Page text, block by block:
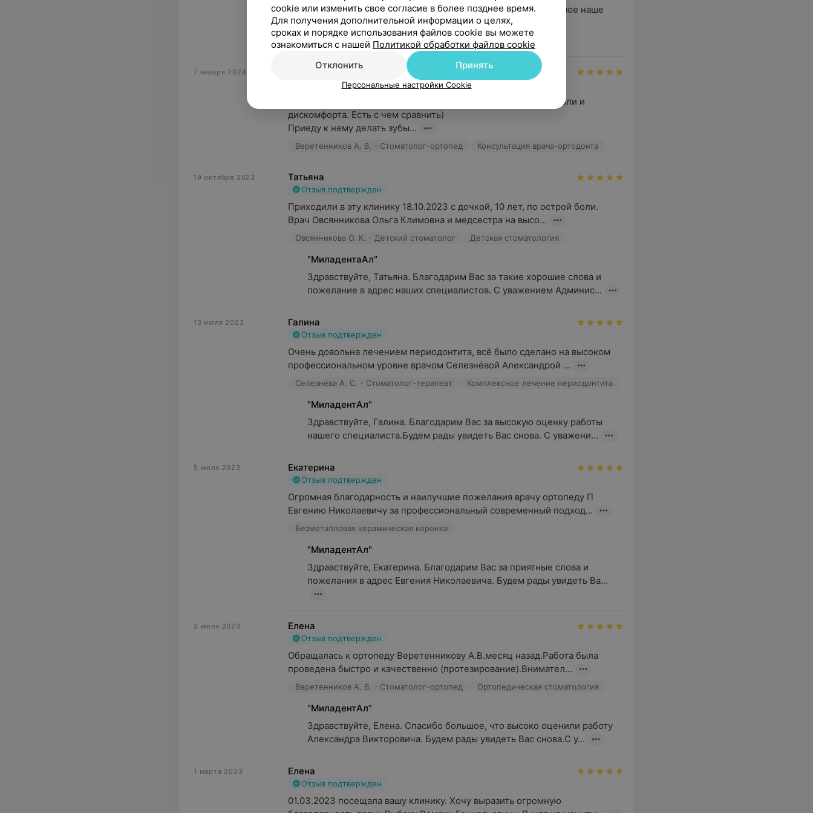
Обратилась с ребенком в 4 года к стоматологу. Это было первое наше
посещение. Ребенок не вырывался, не плакал, но как и ...
Детская стоматология
7 января 2024 Мария
Отзыв подтвержден
Замечательный отзывчивый доктор. Поставил имплант без боли и
дискомфорта. Есть с чем сравнить)
Приеду к нему делать зубы...
Веретенников А. В. - Стоматолог-ортопед Консультация врача-ортодонта
19 октября 2023 Татьяна
Отзыв подтвержден
Приходили в эту клинику 18.10.2023 с дочкой, 10 лет, по острой боли.
Врач Овсянникова Ольга Климовна и медсестра на высо...
Овсянникова О. К. - Детский стоматолог Детская стоматология
"МиладентаАл"
Здравствуйте, Татьяна. Благодарим Вас за такие хорошие слова и
пожелание в адрес наших специалистов. С уважением Админис...
13 июля 2023 Галина
Отзыв подтвержден
Очень довольна лечением периодонтита, всё было сделано на высоком
профессиональном уровне врачом Селезнёвой Александрой ...
Селезнёва А. С. - Стоматолог-терапевт Комплексное лечение периодонтита
"МиладентАл"
Здравствуйте, Галина. Благодарим Вас за высокую оценку работы
нашего специалиста.Будем рады увидеть Вас снова. С уважени...
5 июля 2023 Екатерина
Отзыв подтвержден
Огромная благодарность и наилучшие пожелания врачу ортопеду П
Евгению Николаевичу за профессиональный современный подход...
Безметалловая керамическая коронка
"МиладентАл"
Здравствуйте, Екатерина. Благодарим Вас за приятные слова и
пожелания в адрес Евгения Николаевича. Будем рады увидеть Ва...
3 июля 2023 Елена
Отзыв подтвержден
Обращалась к ортопеду Веретенникову А.В.месяц назад.Работа была
проведена быстро и качественно (протезирование).Внимател...
Веретенников А. В. - Стоматолог-ортопед Ортопедическая стоматология
"МиладентАл"
Здравствуйте, Елена. Спасибо большое, что высоко оценили работу
Александра Викторовича. Будем рады увидеть Вас снова.С у...
1 марта 2023 Елена
Отзыв подтвержден
01.03.2023 посещала вашу клинику. Хочу выразить огромную
cookie или изменить свое согласие в более позднее время.
Для получения дополнительной информации о целях,
сроках и порядке использования файлов cookie вы можете
ознакомиться с нашей Политикой обработки файлов cookie
Отклонить
Принять
Персональные настройки Cookie